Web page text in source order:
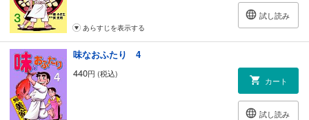
試し読み
あらすじを表示する
味なおふたり 4
440円 (税込)
カート
試し読み